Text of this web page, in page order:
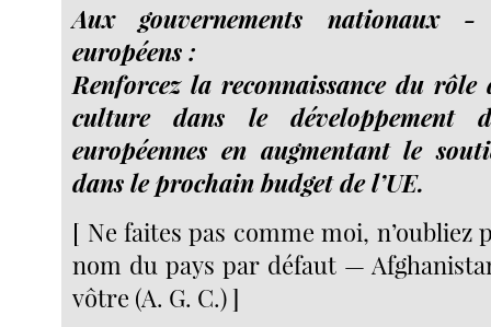
Aux gouvernements nationaux -
européens :
Renforcez la reconnaissance du
culture dans le développement
européennes en augmentant le
dans le prochain budget de l’UE.
[ Ne faites pas comme moi, n’oubliez
nom du pays par défaut —
vôtre (A. G. C.) ]